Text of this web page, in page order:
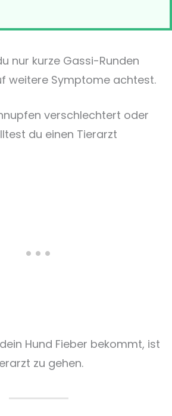
nur kurze Gassi-Runden
weitere Symptome achtest.
verschlechtert oder
du einen Tierarzt
Hund Fieber bekommt, ist
zu gehen.